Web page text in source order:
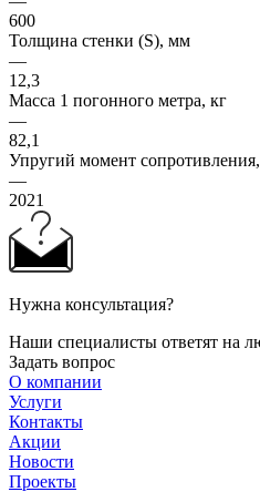
600
Толщина стенки (S), мм
—
12,3
Масса 1 погонного метра, кг
—
82,1
Упругий момент
—
2021
Нужна консультация?
Наши специалисты ответят на
Задать вопрос
О компании
Услуги
Контакты
Акции
Новости
Проекты